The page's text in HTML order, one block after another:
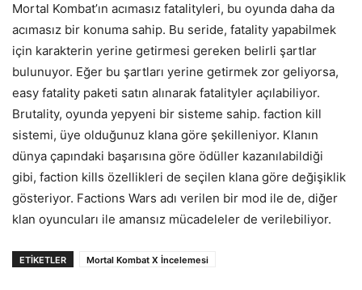
Mortal Kombat’ın acımasız fatalityleri, bu oyunda daha da
acımasız bir konuma sahip. Bu seride, fatality yapabilmek
için karakterin yerine getirmesi gereken belirli şartlar
bulunuyor. Eğer bu şartları yerine getirmek zor geliyorsa,
easy fatality paketi satın alınarak fatalityler açılabiliyor.
Brutality, oyunda yepyeni bir sisteme sahip. faction kill
sistemi, üye olduğunuz klana göre şekilleniyor. Klanın
dünya çapındaki başarısına göre ödüller kazanılabildiği
gibi, faction kills özellikleri de seçilen klana göre değişiklik
gösteriyor. Factions Wars adı verilen bir mod ile de, diğer
klan oyuncuları ile amansız mücadeleler de verilebiliyor.
ETIKETLER Mortal Kombat X İncelemesi